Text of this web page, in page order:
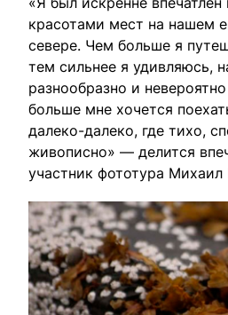
красотами мест на нашем
севере. Чем больше я
тем сильнее я удивляюсь,
разнообразно и
больше мне хочется
далеко-далеко, где тихо,
живописно» — делится
участник фототура Михаил